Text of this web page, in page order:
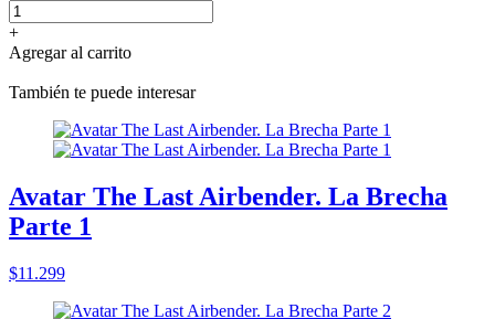
+
Agregar al carrito
También te puede interesar
Avatar The Last Airbender. La Brecha
Parte 1
$11.299